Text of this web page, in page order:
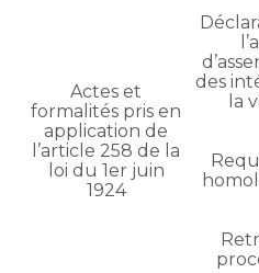
Actes et
formalités pris en
application de
l’article 258 de la
loi du 1er juin
1924
des
la